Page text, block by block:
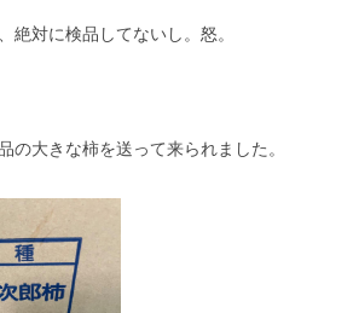
絶対に検品してないし。怒。
の大きな柿を送って来られました。